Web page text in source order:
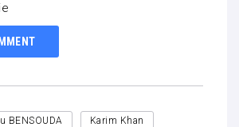
BENSOUDA Karim Khan